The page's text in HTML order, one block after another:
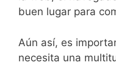
buen lugar para
Aún así, es
necesita una